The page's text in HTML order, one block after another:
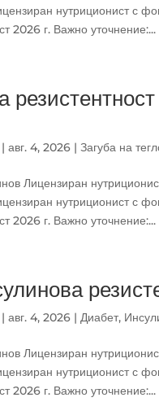
нутриционист с
2026 г. Важно уточнение:...
|авг. 4, 2026 |Загуба на
Лицензиран
нутриционист с
2026 г. Важно уточнение:...
|авг. 4, 2026 |Диабет,
Лицензиран
нутриционист с
2026 г. Важно уточнение:...